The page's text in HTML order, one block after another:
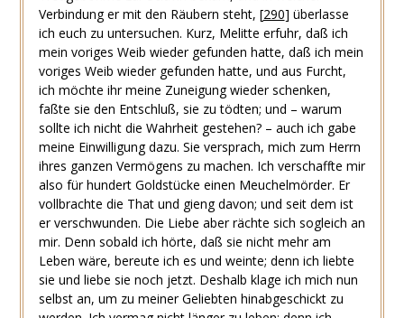
Verbindung er mit den Räubern steht, [290] überlasse
ich euch zu untersuchen. Kurz, Melitte erfuhr, daß ich
mein voriges Weib wieder gefunden hatte, daß ich mein
voriges Weib wieder gefunden hatte, und aus Furcht,
ich möchte ihr meine Zuneigung wieder schenken,
faßte sie den Entschluß, sie zu tödten; und – warum
sollte ich nicht die Wahrheit gestehen? – auch ich gabe
meine Einwilligung dazu. Sie versprach, mich zum Herrn
ihres ganzen Vermögens zu machen. Ich verschaffte mir
also für hundert Goldstücke einen Meuchelmörder. Er
vollbrachte die That und gieng davon; und seit dem ist
er verschwunden. Die Liebe aber rächte sich sogleich an
mir. Denn sobald ich hörte, daß sie nicht mehr am
Leben wäre, bereute ich es und weinte; denn ich liebte
sie und liebe sie noch jetzt. Deshalb klage ich mich nun
selbst an, um zu meiner Geliebten hinabgeschickt zu